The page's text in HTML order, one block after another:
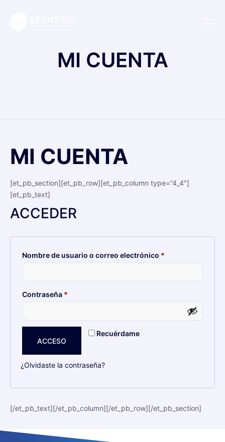
MI CUENTA
MI CUENTA
[et_pb_section][et_pb_row][et_pb_column type=”4_4″]
[et_pb_text]
ACCEDER
Nombre de usuario o correo electrónico *
Contraseña *
Recuérdame
ACCESO
¿Olvidaste la contraseña?
[/et_pb_text][/et_pb_column][/et_pb_row][/et_pb_section]